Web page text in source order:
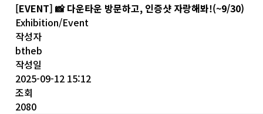
[EVENT] 📸 다운타운 방문하고, 인증샷 자랑해봐!(~9/30)
Exhibition/Event
작성자
btheb
작성일
2025-09-12 15:12
조회
2080